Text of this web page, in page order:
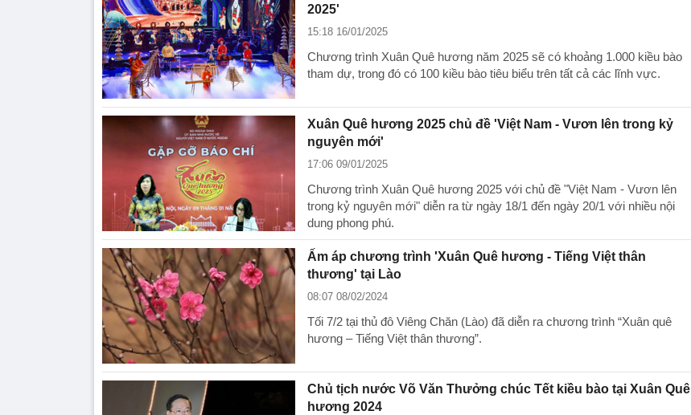
2025'
15:18 16/01/2025
Chương trình Xuân Quê hương năm 2025 sẽ có khoảng 1.000 kiều bào
tham dự, trong đó có 100 kiều bào tiêu biểu trên tất cả các lĩnh vực.
Xuân Quê hương 2025 chủ đề 'Việt Nam - Vươn lên trong kỷ
nguyên mới'
17:06 09/01/2025
Chương trình Xuân Quê hương 2025 với chủ đề "Việt Nam - Vươn lên
trong kỷ nguyên mới" diễn ra từ ngày 18/1 đến ngày 20/1 với nhiều nội
dung phong phú.
Ấm áp chương trình 'Xuân Quê hương - Tiếng Việt thân
thương' tại Lào
08:07 08/02/2024
Tối 7/2 tại thủ đô Viêng Chăn (Lào) đã diễn ra chương trình “Xuân quê
hương – Tiếng Việt thân thương”.
Chủ tịch nước Võ Văn Thưởng chúc Tết kiều bào tại Xuân Quê
hương 2024